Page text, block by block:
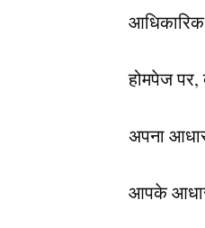
होमपेज पर,
अपना
आपके आधार